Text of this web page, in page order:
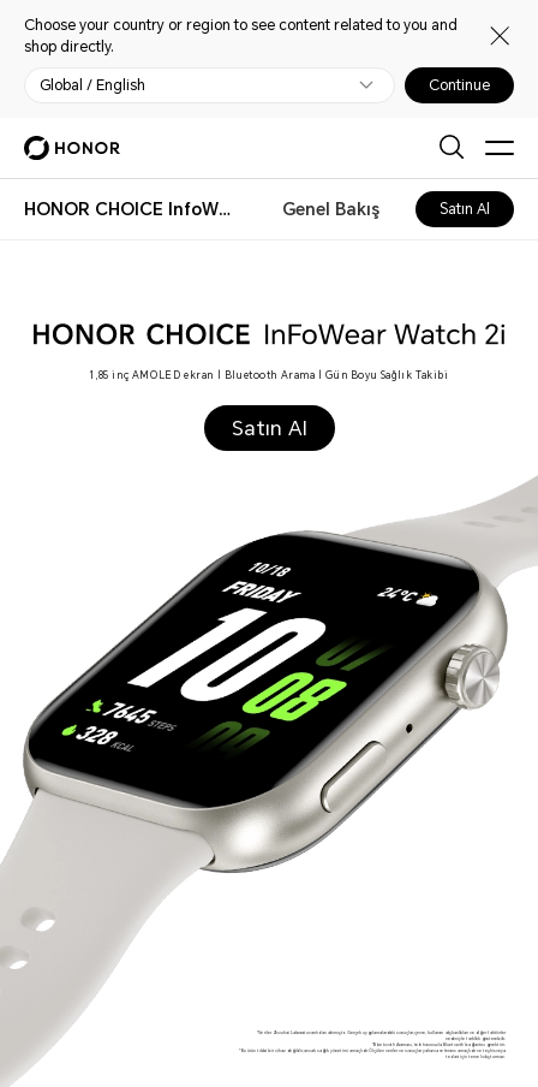
Choose your country or region to see content related to you and
shop directly.
Global / English Continue
HONOR CHOICE InfoWear Watch 2i Genel Bakış Satın Al
Watch 2i
1,85 inç AMOLED ekran | Bluetooth Arama | Gün Boyu Sağlık Takibi
Satın Al
*Veriler Zhouhai Laboratuvarı'ndan alınmıştır. Gerçek uygulamalardaki sonuçlar, çevre, kullanım alışkanlıkları ve diğer faktörler
nedeniyle farklılık gösterebilir.
*Bluetooth Araması, telefonunuzla Bluetooth bağlantısı gerektirir.
*Bu ürün tıbbi bir cihaz değildir, ancak sağlık yönetimi amaçlıdır. Ölçülen veriler ve sonuçlar yalnızca referans amaçlıdır ve teşhis veya
tedavi için temel oluşturmaz.